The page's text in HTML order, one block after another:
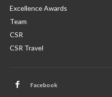
Excellence Awards
Team
CSR
CSR Travel
Facebook